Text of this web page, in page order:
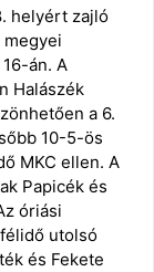
helyért zajló
megyei
án. A
Halászék
a 6.
10-5-ös
MKC ellen. A
Papicék és
óriási
utolsó
és Fekete